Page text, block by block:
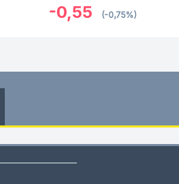
-0,55 (-0,75%)